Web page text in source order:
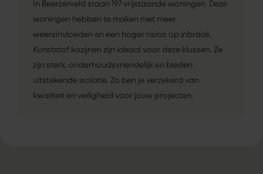
In Beerzerveld staan 197 vrijstaande woningen. Deze
woningen hebben te maken met meer
weersinvloeden en een hoger risico op inbraak.
Kunststof kozijnen zijn ideaal voor deze klussen. Ze
zijn sterk, onderhoudsvriendelijk en bieden
uitstekende isolatie. Zo ben je verzekerd van
kwaliteit en veiligheid voor jouw projecten.